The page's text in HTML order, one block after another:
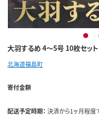
大羽するめ 4～5号 10枚セッ
1
北海道福島町
寄付金額
配送予定時期： 決済から1ヶ月程度